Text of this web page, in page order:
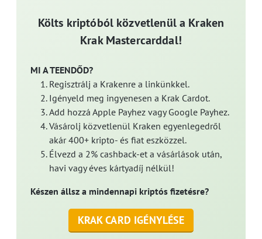
Költs kriptóból közvetlenül a Kraken
Krak Mastercarddal!
MI A TEENDŐD?
Regisztrálj a Krakenre a linkünkkel.
Igényeld meg ingyenesen a Krak Cardot.
Add hozzá Apple Payhez vagy Google Payhez.
Vásárolj közvetlenül Kraken egyenlegedről
akár 400+ kripto- és fiat eszközzel.
Élvezd a 2% cashback-et a vásárlások után,
havi vagy éves kártyadíj nélkül!
Készen állsz a mindennapi kriptós fizetésre?
KRAK CARD IGÉNYLÉSE